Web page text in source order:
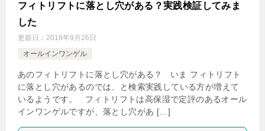
フィトリフトに落とし穴がある？実践検証してみま
した
更新日： 2018年9月26日
オールインワンゲル
あのフィトリフトに落とし穴がある？ いま フィトリフト
に落とし穴があるのでは、と検索実践している方が増えて
いるようです。 フィトリフトは高保湿で定評のあるオール
インワンゲルですが、落とし穴があ […]